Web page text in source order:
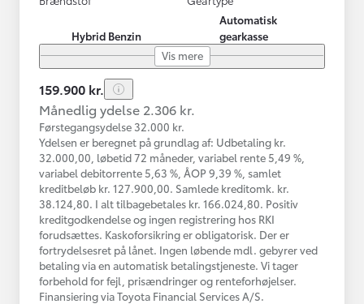
Hybrid Benzin
Automatisk
gearkasse
Vis mere
159.900 kr.
Månedlig ydelse 2.306 kr.
Førstegangsydelse 32.000 kr.
Ydelsen er beregnet på grundlag af: Udbetaling kr.
32.000,00, løbetid 72 måneder, variabel rente 5,49 %,
variabel debitorrente 5,63 %, ÅOP 9,39 %, samlet
kreditbeløb kr. 127.900,00. Samlede kreditomk. kr.
38.124,80. I alt tilbagebetales kr. 166.024,80. Positiv
kreditgodkendelse og ingen registrering hos RKI
forudsættes. Kaskoforsikring er obligatorisk. Der er
fortrydelsesret på lånet. Ingen løbende mdl. gebyrer ved
betaling via en automatisk betalingstjeneste. Vi tager
forbehold for fejl, prisændringer og renteforhøjelser.
Finansiering via Toyota Financial Services A/S.